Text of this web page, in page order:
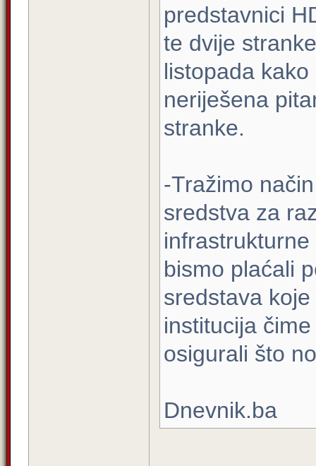
predstavnici
te dvije
listopada
neriješena
stranke.
-Tražimo
sredstva za
bismo plaćali
sredstava
institucija
osigurali što
Dnevnik.ba